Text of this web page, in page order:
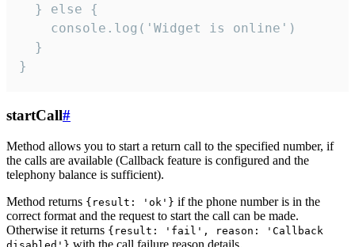
  } else {
    console.log('Widget is online')
  }
}
startCall#
Method allows you to start a return call to the specified number, if
the calls are available (Callback feature is configured and the
telephony balance is sufficient).
Method returns {result: 'ok'} if the phone number is in the
correct format and the request to start the call can be made.
Otherwise it returns {result: 'fail', reason: 'Callback
with the call failure reason details.